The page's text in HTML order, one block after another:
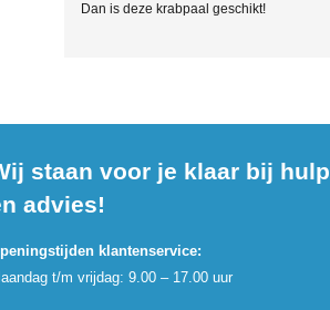
Dan is deze krabpaal geschikt!
staan voor je klaar bij hulp
advies!
klantenservice:
t/m vrijdag: 9.00 – 17.00 uur